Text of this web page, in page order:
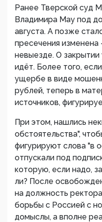
Ранее Тверской суд
Владимира Мау под
августа. А позже
пресечения изменена
невыезде. О закрытии
идёт. Более того,
ущербе в виде
рублей, теперь в
источников,
При этом, нашлись
обстоятельства",
фигурируют слова "в
отпускали под
которую, если надо,
ли? После
на должность
борьбы с Россией с
домыслы, а вполне